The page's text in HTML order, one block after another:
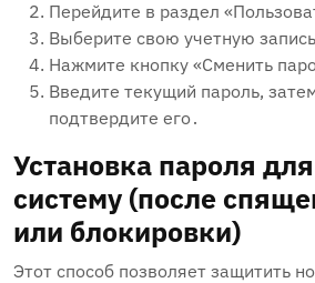
Перейдите в раздел
Выберите свою учетную
Нажмите кнопку «Сменить
Введите текущий пароль‚
подтвердите его․
Установка пароля
систему (после
или блокировки)
Этот способ позволяет защитить